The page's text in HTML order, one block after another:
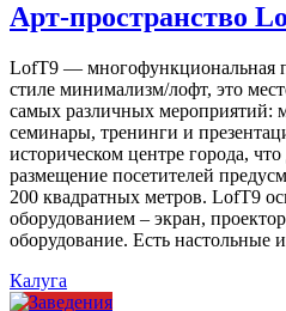
Арт-пространство
LofT9 — многофункциональная
стиле минимализм/лофт, это
самых различных мероприятий:
семинары, тренинги и
историческом центре города,
размещение посетителей
200 квадратных метров. LofT9
оборудованием – экран,
оборудование. Есть
Калуга